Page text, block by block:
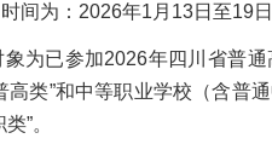
为：2026年1月13日至19日
已参加2026年四川省普通
高类”和中等职业学校（含普
”。